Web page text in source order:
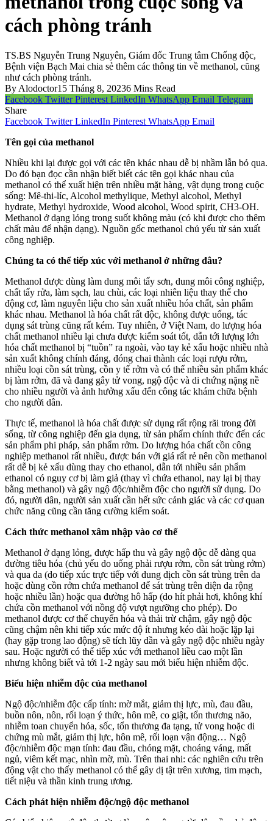
cách phòng tránh
TS.BS Nguyễn Trung Nguyên, Giám đốc Trung tâm Chống độc,
Bệnh viện Bạch Mai chia sẻ thêm các thông tin về methanol, cũng
như cách phòng tránh.
By Alodoctor15 Tháng 8, 20236 Mins Read
Facebook Twitter Pinterest LinkedIn WhatsApp Email Telegram
Share
Facebook Twitter LinkedIn Pinterest WhatsApp Email
Tên gọi của methanol
Nhiều khi lại được gọi với các tên khác nhau dễ bị nhầm lẫn bỏ qua.
Do đó bạn đọc cần nhận biết biết các tên gọi khác nhau của
methanol có thể xuất hiện trên nhiều mặt hàng, vật dụng trong cuộc
sống: Mê-thi-líc, Alcohol methylique, Methyl alcohol, Methyl
hydrate, Methyl hydroxide, Wood alcohol, Wood spirit, CH3-OH.
Methanol ở dạng lỏng trong suốt không màu (có khi được cho thêm
chất màu để nhận dạng). Nguồn gốc methanol chủ yếu từ sản xuất
công nghiệp.
Chúng ta có thể tiếp xúc với methanol ở những đâu?
Methanol được dùng làm dung môi tẩy sơn, dung môi công nghiệp,
chất tẩy rửa, làm sạch, lau chùi, các loại nhiên liệu thay thế cho
động cơ, làm nguyên liệu cho sản xuất nhiều hóa chất, sản phẩm
khác nhau. Methanol là hóa chất rất độc, không được uống, tác
dụng sát trùng cũng rất kém. Tuy nhiên, ở Việt Nam, do lượng hóa
chất methanol nhiều lại chưa được kiểm soát tốt, dẫn tới lượng lớn
hóa chất methanol bị “tuồn” ra ngoài, vào tay kẻ xấu hoặc nhiều nhà
sản xuất không chính đáng, đóng chai thành các loại rượu rởm,
nhiều loại cồn sát trùng, cồn y tế rởm và có thể nhiều sản phẩm khác
bị làm rởm, đã và đang gây tử vong, ngộ độc và di chứng nặng nề
cho nhiều người và ảnh hưởng xấu đến công tác khám chữa bệnh
cho người dân.
Thực tế, methanol là hóa chất được sử dụng rất rộng rãi trong đời
sống, từ công nghiệp đến gia dụng, từ sản phẩm chính thức đến các
sản phẩm phi pháp, sản phẩm rởm. Do lượng hóa chất cồn công
nghiệp methanol rất nhiều, được bán với giá rất rẻ nên cồn methanol
rất dễ bị kẻ xấu dùng thay cho ethanol, dẫn tới nhiều sản phẩm
ethanol có nguy cơ bị làm giả (thay vì chứa ethanol, nay lại bị thay
bằng methanol) và gây ngộ độc/nhiễm độc cho người sử dụng. Do
đó, người dân, người sản xuất cần hết sức cảnh giác và các cơ quan
chức năng cũng cần tăng cường kiểm soát.
Cách thức methanol xâm nhập vào cơ thể
Methanol ở dạng lỏng, được hấp thu và gây ngộ độc dễ dàng qua
đường tiêu hóa (chủ yếu do uống phải rượu rởm, cồn sát trùng rởm)
và qua da (do tiếp xúc trực tiếp với dung dịch cồn sát trùng trên da
hoặc dùng cồn rởm chứa methanol để sát trùng trên diện da rộng
hoặc nhiều lần) hoặc qua đường hô hấp (do hít phải hơi, không khí
chứa cồn methanol với nồng độ vượt ngưỡng cho phép). Do
methanol được cơ thể chuyển hóa và thải trừ chậm, gây ngộ độc
cũng chậm nên khi tiếp xúc mức độ ít nhưng kéo dài hoặc lặp lại
(hay gặp trong lao động) sẽ tích lũy dần và gây ngộ độc nhiều ngày
sau. Hoặc người có thể tiếp xúc với methanol liều cao một lần
nhưng không biết và tới 1-2 ngày sau mới biểu hiện nhiễm độc.
Biểu hiện nhiễm độc của methanol
Ngộ độc/nhiễm độc cấp tính: mờ mắt, giảm thị lực, mù, đau đầu,
buồn nôn, nôn, rối loạn ý thức, hôn mê, co giật, tổn thương não,
nhiễm toan chuyển hóa, sốc, tổn thương đa tạng, tử vong hoặc di
chứng mù mắt, giảm thị lực, hôn mê, rối loạn vận động… Ngộ
độc/nhiễm độc mạn tính: đau đầu, chóng mặt, choáng váng, mất
ngủ, viêm kết mạc, nhìn mờ, mù. Trên thai nhi: các nghiên cứu trên
động vật cho thấy methanol có thể gây dị tật trên xương, tim mạch,
tiết niệu và thần kinh trung ương.
Cách phát hiện nhiễm độc/ngộ độc methanol